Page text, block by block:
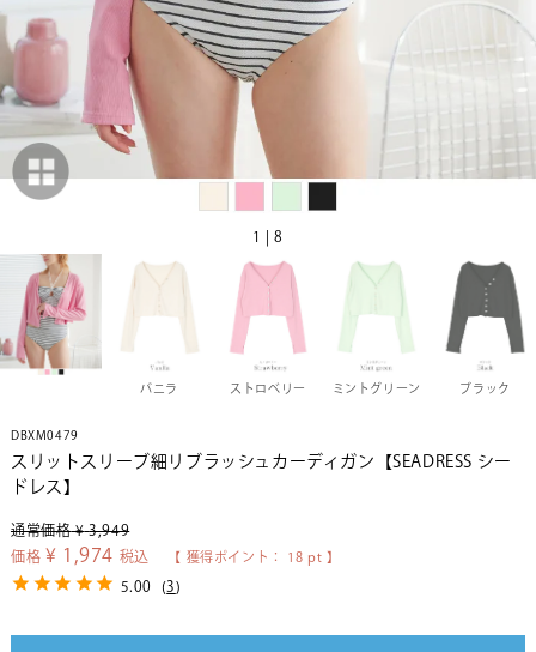
1 | 8
バニラ ストロベリー ミントグリーン ブラック
DBXM0479
スリットスリーブ細リブラッシュカーディガン【SEADRESS シー
ドレス】
通常価格 ¥ 3,949
価格 ¥ 1,974 税込 【 獲得ポイント： 18 pt 】
5.00 (3)